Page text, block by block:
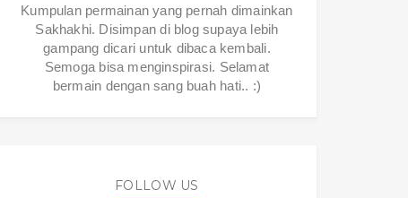
Kumpulan permainan yang pernah dimainkan
Sakhakhi. Disimpan di blog supaya lebih
gampang dicari untuk dibaca kembali.
Semoga bisa menginspirasi. Selamat
bermain dengan sang buah hati.. :)
FOLLOW US